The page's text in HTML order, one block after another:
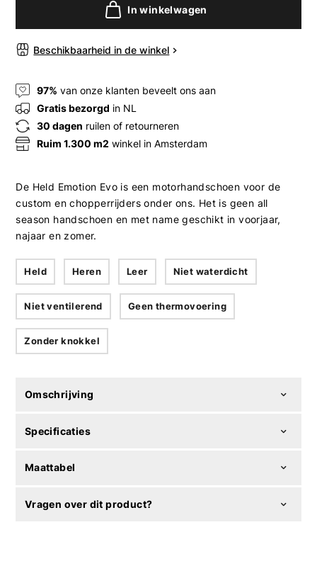
In winkelwagen
Beschikbaarheid in de winkel
97% van onze klanten beveelt ons aan
Gratis bezorgd in NL
30 dagen ruilen of retourneren
Ruim 1.300 m2 winkel in Amsterdam
De Held Emotion Evo is een motorhandschoen voor de
custom en chopperrijders onder ons. Het is geen all
season handschoen en met name geschikt in voorjaar,
najaar en zomer.
Held Heren Leer Niet waterdicht
Niet ventilerend Geen thermovoering
Zonder knokkel
Omschrijving
Specificaties
Maattabel
Vragen over dit product?